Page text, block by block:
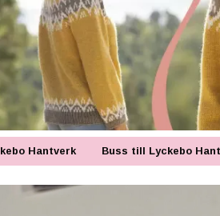
Hantverk Buss till Lyckebo